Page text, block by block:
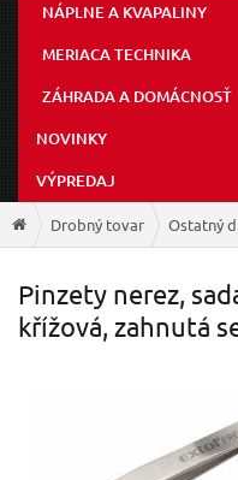
NÁPLNE A KVAPALINY
MERIACA TECHNIKA
ZÁHRADA A DOMÁCNOSŤ
NOVINKY
VÝPREDAJ
Drobný tovar Ostatný
Pinzety nerez,
křížová, zahnutá